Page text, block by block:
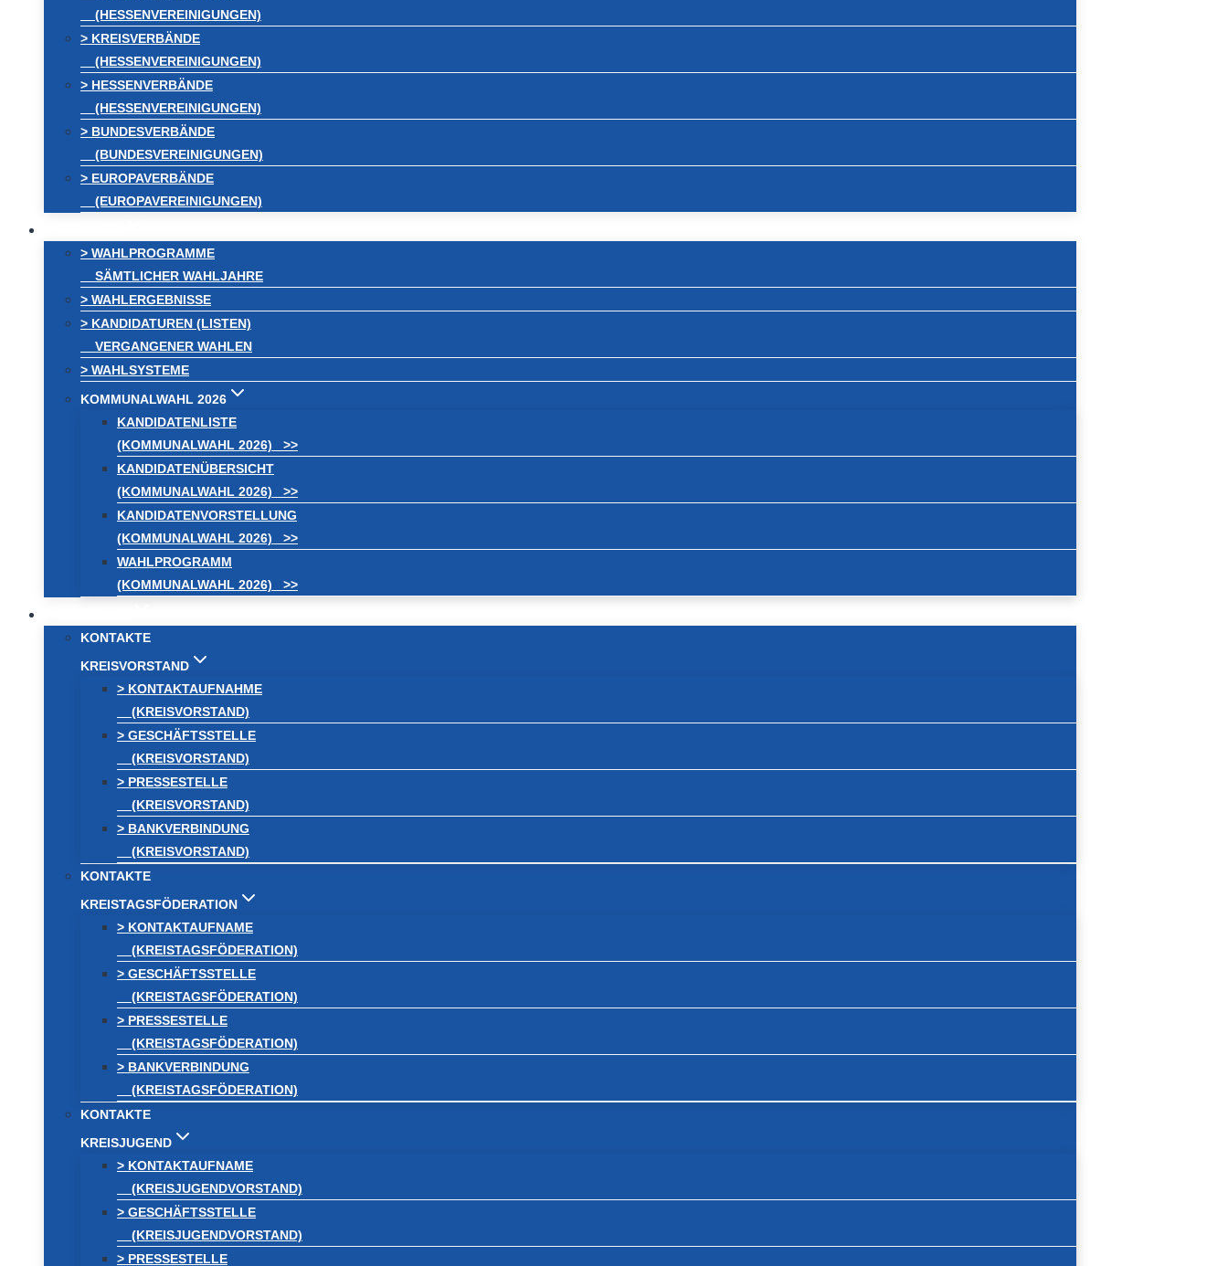
(HESSENVEREINIGUNGEN)
> KREISVERBÄNDE
(HESSENVEREINIGUNGEN)
> HESSENVERBÄNDE
(HESSENVEREINIGUNGEN)
> BUNDESVERBÄNDE
(BUNDESVEREINIGUNGEN)
> EUROPAVERBÄNDE
(EUROPAVEREINIGUNGEN)
> WAHLPROGRAMME
SÄMTLICHER WAHLJAHRE
> WAHLERGEBNISSE
> KANDIDATUREN (LISTEN)
VERGANGENER WAHLEN
> WAHLSYSTEME
KOMMUNALWAHL 2026
KANDIDATENLISTE
(KOMMUNALWAHL 2026) >>
KANDIDATENÜBERSICHT
(KOMMUNALWAHL 2026) >>
KANDIDATENVORSTELLUNG
(KOMMUNALWAHL 2026) >>
WAHLPROGRAMM
(KOMMUNALWAHL 2026) >>
KONTAKTE
KREISVORSTAND
> KONTAKTAUFNAHME
(KREISVORSTAND)
> GESCHÄFTSSTELLE
(KREISVORSTAND)
> PRESSESTELLE
(KREISVORSTAND)
> BANKVERBINDUNG
(KREISVORSTAND)
KONTAKTE
KREISTAGSFÖDERATION
> KONTAKTAUFNAME
(KREISTAGSFÖDERATION)
> GESCHÄFTSSTELLE
(KREISTAGSFÖDERATION)
> PRESSESTELLE
(KREISTAGSFÖDERATION)
> BANKVERBINDUNG
(KREISTAGSFÖDERATION)
KONTAKTE
KREISJUGEND
> KONTAKTAUFNAME
(KREISJUGENDVORSTAND)
> GESCHÄFTSSTELLE
(KREISJUGENDVORSTAND)
> PRESSESTELLE